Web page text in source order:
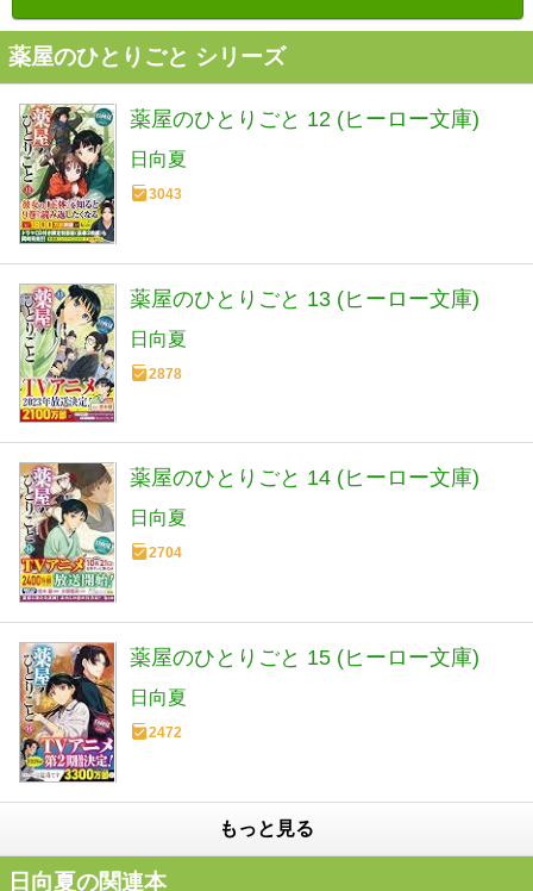
薬屋のひとりごと シリーズ
薬屋のひとりごと 12 (ヒーロー文庫)
日向夏
3043
薬屋のひとりごと 13 (ヒーロー文庫)
日向夏
2878
薬屋のひとりごと 14 (ヒーロー文庫)
日向夏
2704
薬屋のひとりごと 15 (ヒーロー文庫)
日向夏
2472
もっと見る
日向夏の関連本